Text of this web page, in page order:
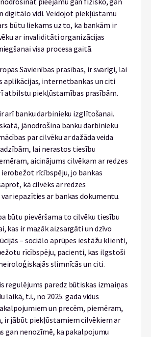
digitālo vidi. Veidojot piekļūstamu
būtu liekams uz to, ka bankām ir
ar invaliditāti organizācijas
visa procesa gaitā.
Savienības prasības, ir svarīgi, lai
aplikācijas, internetbankas un citi
atbilstu piekļūstamības prasībām.
arī banku darbinieku izglītošanai.
jānodrošina banku darbinieku
par cilvēku ar dažāda veida
lai nerastos tiesību
aicinājums cilvēkam ar redzes
rīcībspēju, jo bankas
kā cilvēks ar redzes
iepazīties ar bankas dokumentu.
būtu pievēršama to cilvēku tiesību
kas ir mazāk aizsargāti un dzīvo
– sociālo aprūpes iestāžu klienti,
rīcībspēju, pacienti, kas ilgstoši
slimnīcās un citi.
regulējums paredz būtiskas izmaiņas
laikā, t.i., no 2025. gada vidus
un precēm, piemēram,
ir jābūt piekļūstamiem cilvēkiem ar
gan nenozīmē, ka pakalpojumu